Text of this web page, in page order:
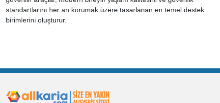
standartlarını her an korumak üzere tasarlanan en temel destek
birimlerini oluşturur.